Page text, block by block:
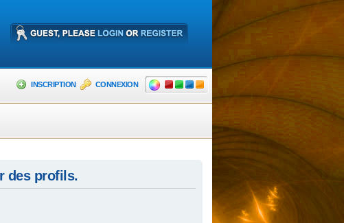
INSCRIPTION CONNEXION
des profils.